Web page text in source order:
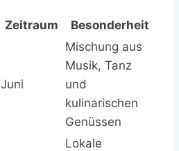
Zeitraum Besonderheit
Juni
Mischung aus
Musik, Tanz
und
kulinarischen
Genüssen
Lokale